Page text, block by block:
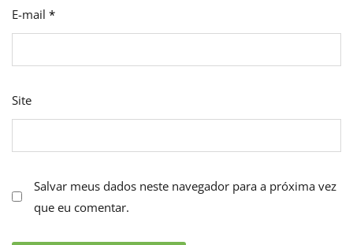
E-mail *
Site
Salvar meus dados neste navegador para a próxima vez
que eu comentar.